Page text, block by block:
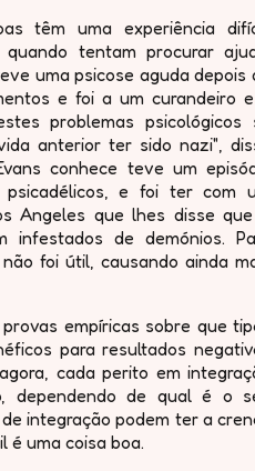
têm uma experiência
tentam procurar
uma psicose aguda depois
e foi a um curandeiro
problemas psicológicos
anterior ter sido nazi",
conhece teve um
e foi ter com
Angeles que lhes disse
infestados de demónios.
foi útil, causando ainda
empíricas sobre que
para resultados
cada perito em
dependendo de qual é o
integração podem ter a
é uma coisa boa.